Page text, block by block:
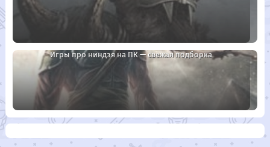
Игры про ниндзя на ПК — свежая подборка